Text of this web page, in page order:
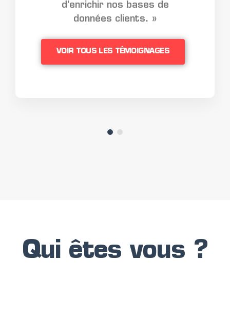
d’enrichir nos bases de
données clients. »
VOIR TOUS LES TÉMOIGNAGES
Qui êtes vous ?